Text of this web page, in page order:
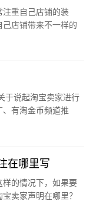
重自己店铺的装
店铺带来不一样的
于说起淘宝卖家进行
有淘金币频道推
在哪里写
的情况下，如果要
卖家声明在哪里？